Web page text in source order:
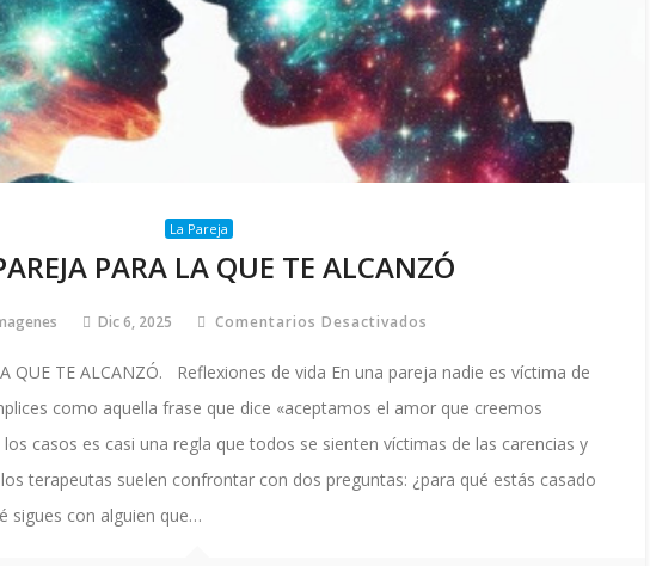
La Pareja
PARA LA QUE TE ALCANZÓ
Dic 6, 2025 Comentarios Desactivados
PARA
QUE
ALCANZÓ
QUE TE ALCANZÓ. Reflexiones de vida En una pareja nadie es víctima de
como aquella frase que dice «aceptamos el amor que creemos
casos es casi una regla que todos se sienten víctimas de las carencias y
terapeutas suelen confrontar con dos preguntas: ¿para qué estás casado
sigues con alguien que…